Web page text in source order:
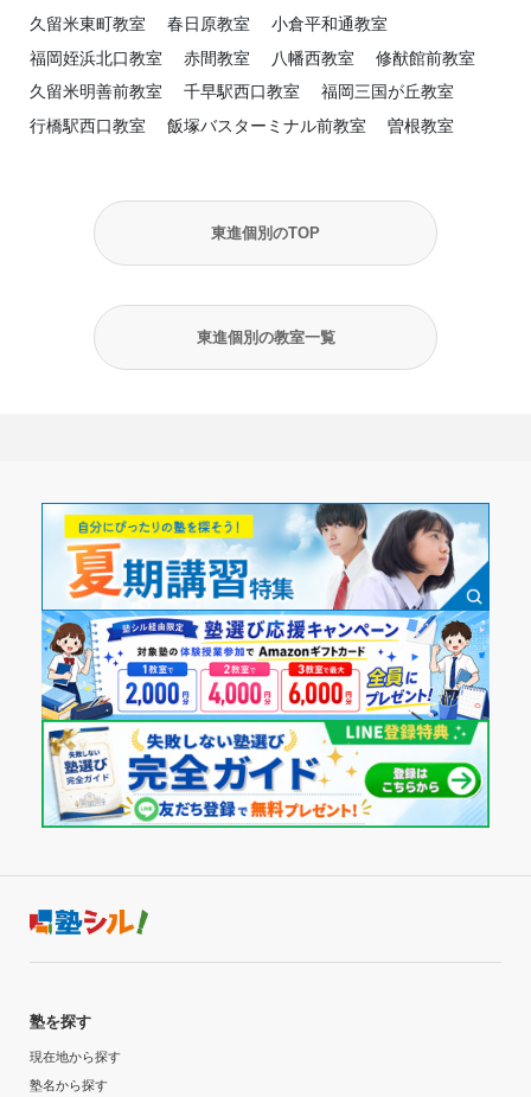
久留米東町教室
春日原教室
小倉平和通教室
福岡姪浜北口教室
赤間教室 八幡西教室
修猷館前教室
久留米明善前教室
千早駅西口教室
福岡三国が丘教室
行橋駅西口教室
飯塚バスターミナル前教室 曽根教室
東進個別のTOP
東進個別の教室一覧
塾を探す
現在地から探す
塾名から探す